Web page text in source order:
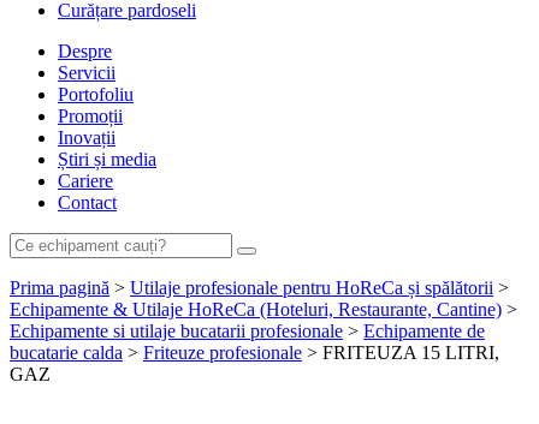
Curățare pardoseli
Despre
Servicii
Portofoliu
Promoții
Inovații
Știri și media
Cariere
Contact
Prima pagină > Utilaje profesionale pentru HoReCa și spălătorii >
Echipamente & Utilaje HoReCa (Hoteluri, Restaurante, Cantine) >
Echipamente si utilaje bucatarii profesionale > Echipamente de
bucatarie calda > Friteuze profesionale > FRITEUZA 15 LITRI,
GAZ